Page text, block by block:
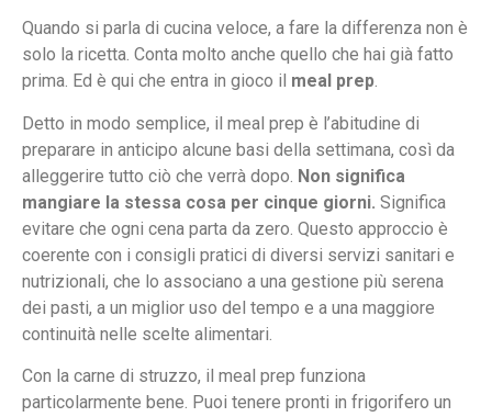
Quando si parla di cucina veloce, a fare la differenza non è
solo la ricetta. Conta molto anche quello che hai già fatto
prima. Ed è qui che entra in gioco il meal prep.
Detto in modo semplice, il meal prep è l’abitudine di
preparare in anticipo alcune basi della settimana, così da
alleggerire tutto ciò che verrà dopo. Non significa
mangiare la stessa cosa per cinque giorni. Significa
evitare che ogni cena parta da zero. Questo approccio è
coerente con i consigli pratici di diversi servizi sanitari e
nutrizionali, che lo associano a una gestione più serena
dei pasti, a un miglior uso del tempo e a una maggiore
continuità nelle scelte alimentari.
Con la carne di struzzo, il meal prep funziona
particolarmente bene. Puoi tenere pronti in frigorifero un